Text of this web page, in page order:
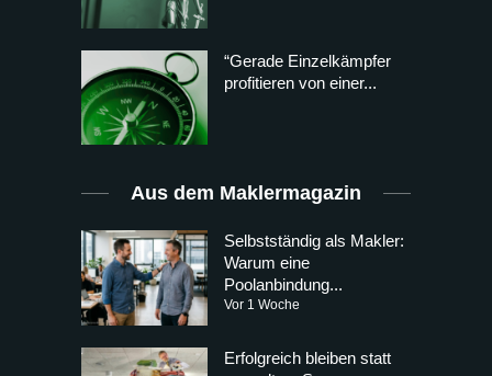
“Gerade Einzelkämpfer
profitieren von einer...
Aus dem Maklermagazin
Selbstständig als Makler:
Warum eine
Poolanbindung...
Vor 1 Woche
Erfolgreich bleiben statt